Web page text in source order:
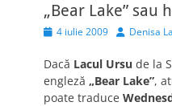
„Bear Lake” sau
Posted4 iulie 2009 AuthorDenisa
Dacă Lacul Ursu de la
engleză „Bear Lake”,
poate traduce